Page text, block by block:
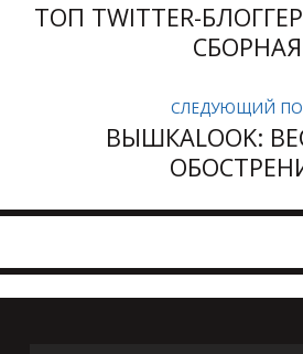
ТОП TWITTER-
СБОРНАЯ
СЛЕДУЮЩИЙ
ВЫШКАLOOK: